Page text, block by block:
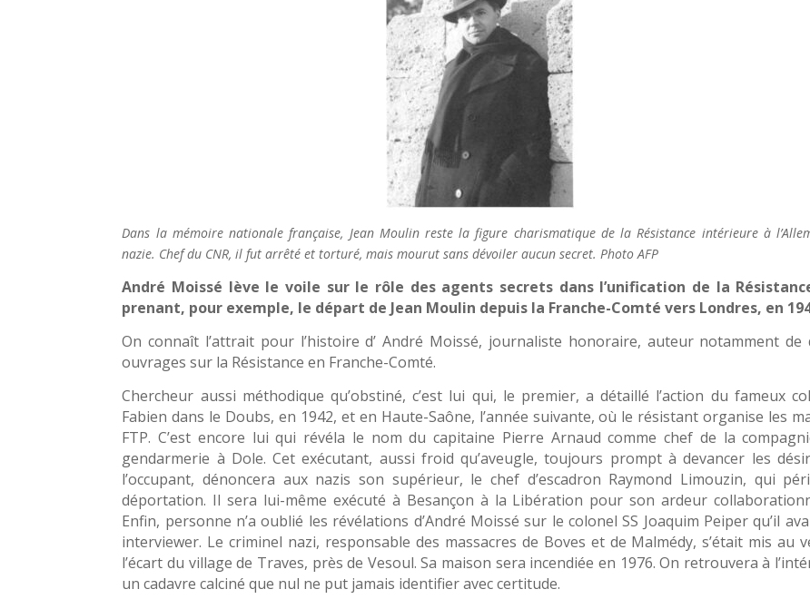
Dans la mémoire nationale française, Jean Moulin reste la figure charismatique de la Résistance intérieure à
nazie. Chef du CNR, il fut arrêté et torturé, mais mourut sans dévoiler aucun secret.Photo AFP
André Moissé lève le voile sur le rôle des agents secrets dans l’unification de la
prenant, pour exemple, le départ de Jean Moulin depuis la Franche-Comté vers Londres, en
On connaît l’attrait pour l’histoire d’ André Moissé, journaliste honoraire, auteur notamment de
ouvrages sur la Résistance en Franche-Comté.
Chercheur aussi méthodique qu’obstiné, c’est lui qui, le premier, a détaillé l’action du fameux
Fabien dans le Doubs, en 1942, et en Haute-Saône, l’année suivante, où le résistant organise les
FTP. C’est encore lui qui révéla le nom du capitaine Pierre Arnaud comme chef de la
gendarmerie à Dole. Cet exécutant, aussi froid qu’aveugle, toujours prompt à devancer les
l’occupant, dénoncera aux nazis son supérieur, le chef d’escadron Raymond Limouzin, qui
déportation. Il sera lui-même exécuté à Besançon à la Libération pour son ardeur
Enfin, personne n’a oublié les révélations d’André Moissé sur le colonel SS Joaquim Peiper qu’il
interviewer. Le criminel nazi, responsable des massacres de Boves et de Malmédy, s’était mis au
l’écart du village de Traves, près de Vesoul. Sa maison sera incendiée en 1976. On retrouvera à
un cadavre calciné que nul ne put jamais identifier avec certitude.